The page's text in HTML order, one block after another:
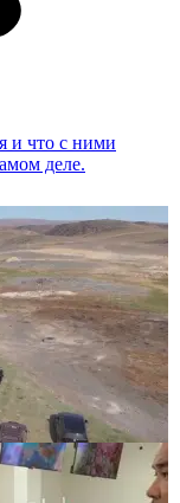
и что с ними
деле.